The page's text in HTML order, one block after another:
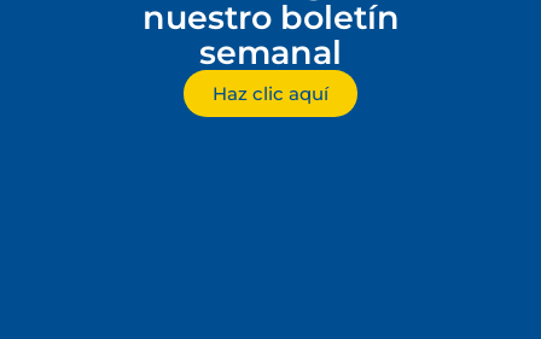
nuestro boletín
semanal
Haz clic aquí